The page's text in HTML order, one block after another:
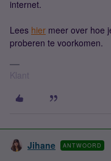
internet.
Lees hier meer over hoe
proberen te voorkomen.
Klant
Jihane ANTWOORD